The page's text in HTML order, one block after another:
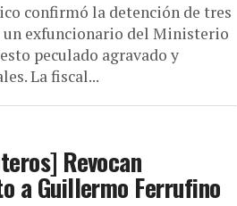
confirmó la detención de tres
un exfuncionario del Ministerio
peculado agravado y
La fiscal...
Revocan
a Guillermo Ferrufino